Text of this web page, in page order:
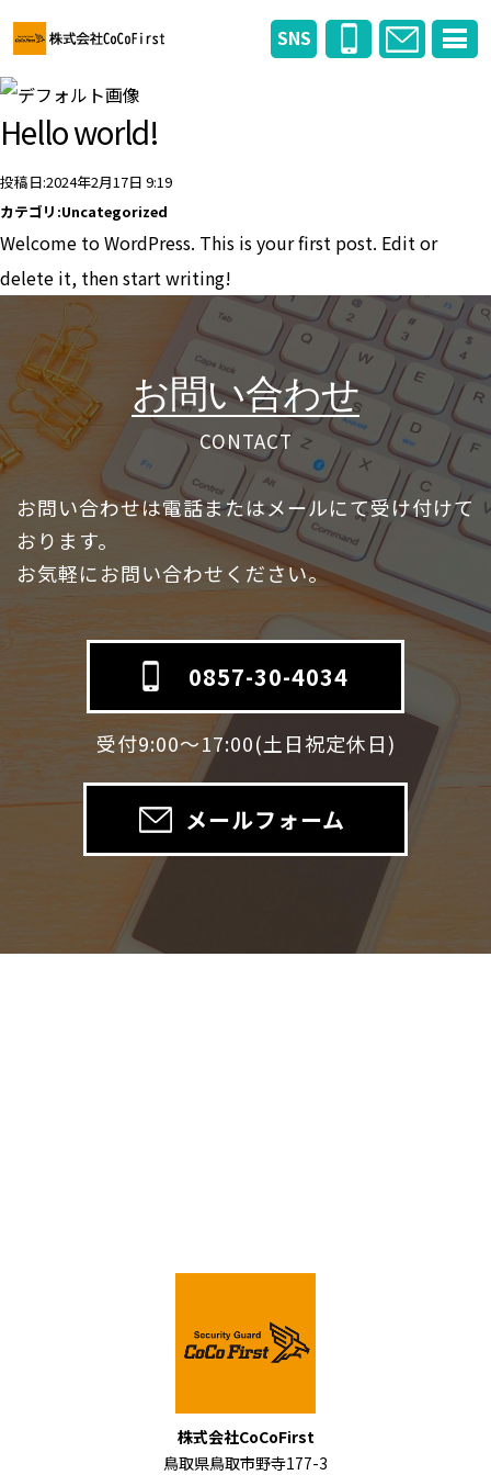
SNS
Hello world!
投稿日:2024年2月17日 9:19
カテゴリ:Uncategorized
Welcome to WordPress. This is your first post. Edit or
delete it, then start writing!
お問い合わせ
CONTACT
お問い合わせは電話またはメールにて受け付けて
おります。
お気軽にお問い合わせください。
0857-30-4034
受付9:00～17:00(土日祝定休日)
メールフォーム
株式会社CoCoFirst
鳥取県鳥取市野寺177-3